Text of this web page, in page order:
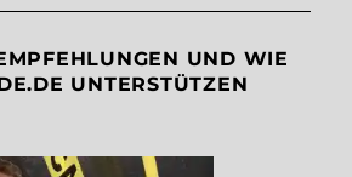
UND WIE
UNTERSTÜTZEN